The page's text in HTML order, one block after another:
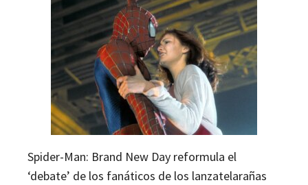
Spider-Man: Brand New Day reformula el
‘debate’ de los fanáticos de los lanzatelarañas